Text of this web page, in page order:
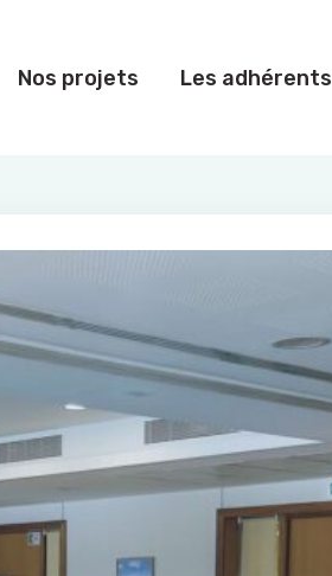
Nos projets Les adhérents